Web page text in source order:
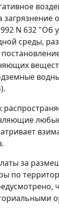
N 632 "Об
среды,
за
по